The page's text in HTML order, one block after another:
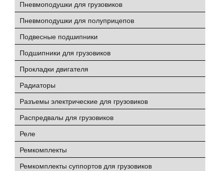
Пневмоподушки для грузовиков
Пневмоподушки для полуприцепов
Подвесные подшипники
Подшипники для грузовиков
Прокладки двигателя
Радиаторы
Разъемы электрические для грузовиков
Распредвалы для грузовиков
Реле
Ремкомплекты
Ремкомплекты суппортов для грузовиков